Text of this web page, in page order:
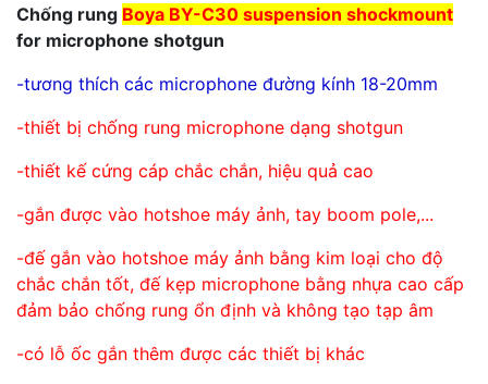
Chống rung Boya BY-C30 suspension shockmount
for microphone shotgun
-tương thích các microphone đường kính 18-20mm
-thiết bị chống rung microphone dạng shotgun
-thiết kế cứng cáp chắc chắn, hiệu quả cao
-gắn được vào hotshoe máy ảnh, tay boom pole,...
-đế gắn vào hotshoe máy ảnh bằng kim loại cho độ
chắc chắn tốt, đế kẹp microphone bằng nhựa cao cấp
đảm bảo chống rung ổn định và không tạo tạp âm
-có lỗ ốc gắn thêm được các thiết bị khác